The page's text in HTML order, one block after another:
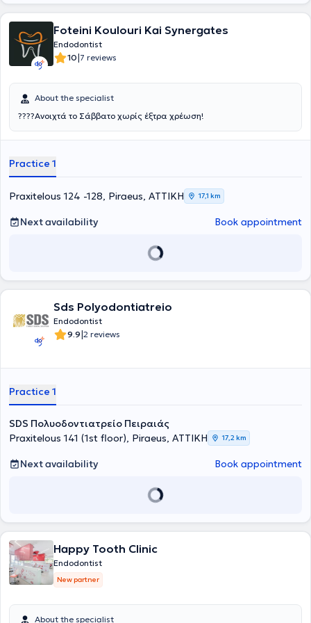
Foteini Koulouri Kai Synergates
Endodontist
10|7 reviews
About the specialist
????Ανοιχτά το Σάββατο χωρίς έξτρα χρέωση!
Practice 1
Praxitelous 124 -128, Piraeus, ΑΤΤΙΚΗ 17,1 km
Next availability Book appointment
Sds Polyodontiatreio
Endodontist
9.9|2 reviews
Practice 1
SDS Πολυοδοντιατρείο Πειραιάς
Praxitelous 141 (1st floor), Piraeus, ΑΤΤΙΚΗ
17,2 km
Next availability Book appointment
Happy Tooth Clinic
Endodontist
New partner
About the specialist